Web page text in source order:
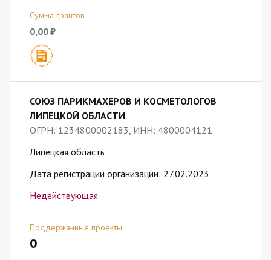
Сумма грантов
0,00 ₽
СОЮЗ ПАРИКМАХЕРОВ И КОСМЕТОЛОГОВ
ЛИПЕЦКОЙ ОБЛАСТИ
ОГРН: 1234800002183, ИНН: 4800004121
Липецкая область
Дата регистрации организации: 27.02.2023
Недействующая
Поддержанные проекты
0